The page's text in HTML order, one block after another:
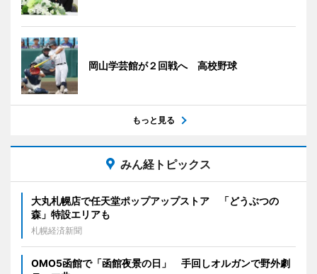
岡山学芸館が２回戦へ 高校野球
もっと見る
みん経トピックス
大丸札幌店で任天堂ポップアップストア 「どうぶつの
森」特設エリアも
札幌経済新聞
OMO5函館で「函館夜景の日」 手回しオルガンで野外劇